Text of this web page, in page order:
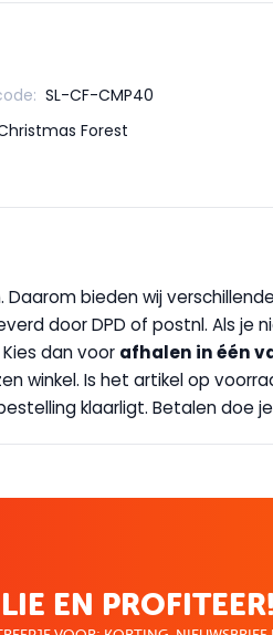
SL-CF-CMP40
Forest
bieden wij
door DPD of postnl. Als je
dan voor afhalen in één
winkel. Is het artikel op
klaarligt. Betalen doe
EN PROFITEER!